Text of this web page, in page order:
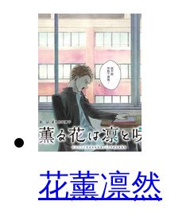
花薰凛然